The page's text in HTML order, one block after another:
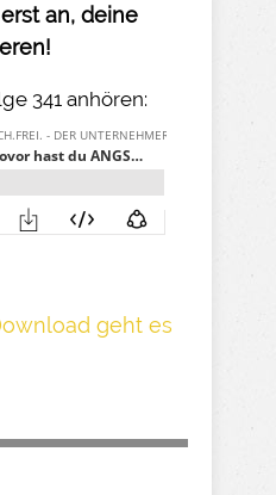
an, deine
341 anhören:
geh t es